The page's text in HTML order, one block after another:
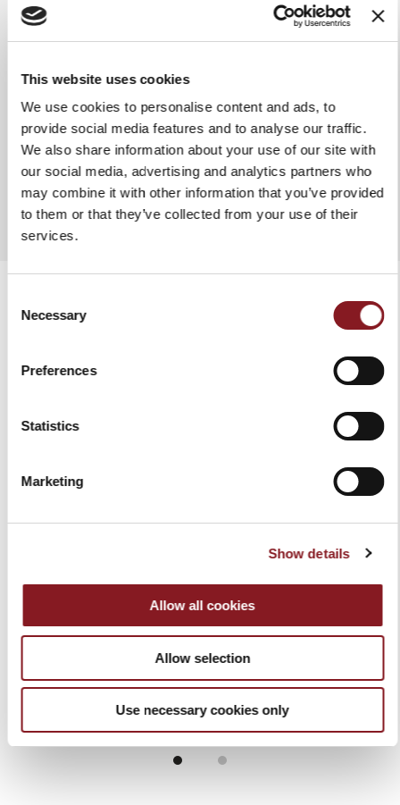
This website uses cookies
We use cookies to personalise content and ads, to
provide social media features and to analyse our traffic.
We also share information about your use of our site with
our social media, advertising and analytics partners who
may combine it with other information that you’ve provided
to them or that they’ve collected from your use of their
services.
Selection
Necessary
Preferences
Statistics
Marketing
Show details
Allow all cookies
Allow selection
Use necessary cookies only
In ogni caso si suggerisce di
asciugare il coltello dopo ogni
AGGIUNGI AL CONFRONTO
GREMBIULE NERO
30,00 €
GREMBIULE ROSSO
30,00 €